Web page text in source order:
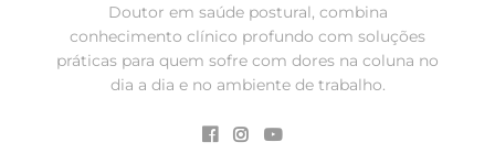
Doutor em saúde postural, combina
conhecimento clínico profundo com soluções
práticas para quem sofre com dores na coluna no
dia a dia e no ambiente de trabalho.